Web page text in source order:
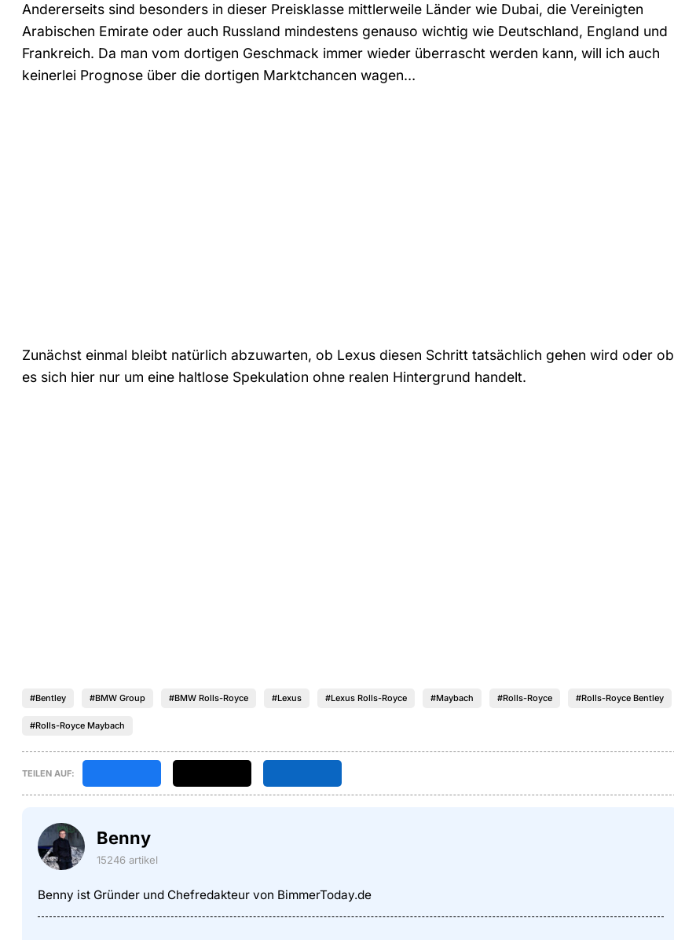
Andererseits sind besonders in dieser Preisklasse mittlerweile Länder wie Dubai, die Vereinigten
Arabischen Emirate oder auch Russland mindestens genauso wichtig wie Deutschland, England und
Frankreich. Da man vom dortigen Geschmack immer wieder überrascht werden kann, will ich auch
keinerlei Prognose über die dortigen Marktchancen wagen…
Zunächst einmal bleibt natürlich abzuwarten, ob Lexus diesen Schritt tatsächlich gehen wird oder ob
es sich hier nur um eine haltlose Spekulation ohne realen Hintergrund handelt.
#Bentley #BMW Group #BMW Rolls-Royce #Lexus #Lexus Rolls-Royce #Maybach #Rolls-Royce #Rolls-Royce Bentley
#Rolls-Royce Maybach
TEILEN AUF:
Benny
15246 artikel
Benny ist Gründer und Chefredakteur von BimmerToday.de